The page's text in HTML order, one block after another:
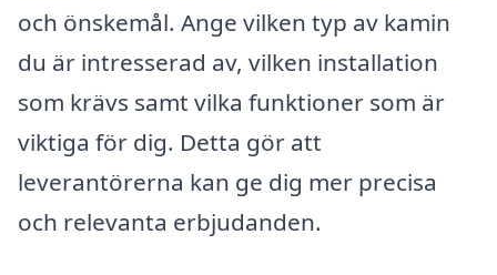
och önskemål. Ange vilken typ av kamin
du är intresserad av, vilken installation
som krävs samt vilka funktioner som är
viktiga för dig. Detta gör att
leverantörerna kan ge dig mer precisa
och relevanta erbjudanden.